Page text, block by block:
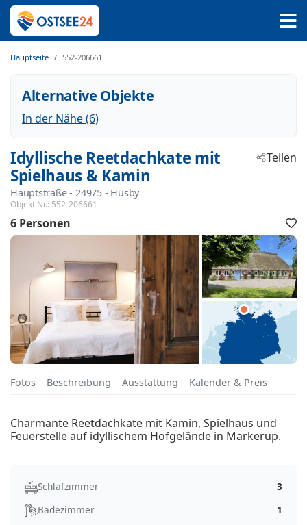
Hauptseite 552-206661
Alternative Objekte
In der Nähe (6)
Idyllische Reetdachkate mit
Spielhaus & Kamin
Hauptstraße - 24975 - Husby
Objekt Nr.: 552-206661
Teilen
6 Personen
Fotos Beschreibung Ausstattung Kalender & Preis
Charmante Reetdachkate mit Kamin, Spielhaus und
Feuerstelle auf idyllischem Hofgelände in Markerup.
Schlafzimmer
3
Badezimmer
1